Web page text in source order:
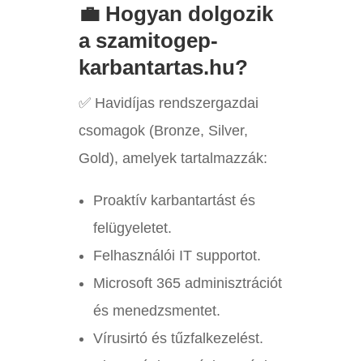
💼 Hogyan dolgozik
a szamitogep-
karbantartas.hu?
✅ Havidíjas rendszergazdai
csomagok (Bronze, Silver,
Gold), amelyek tartalmazzák:
Proaktív karbantartást és
felügyeletet.
Felhasználói IT supportot.
Microsoft 365 adminisztrációt
és menedzsmentet.
Vírusirtó és tűzfalkezelést.